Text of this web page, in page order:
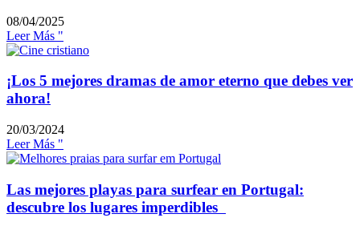
08/04/2025
Leer Más "
¡Los 5 mejores dramas de amor eterno que debes ver
ahora!
20/03/2024
Leer Más "
Las mejores playas para surfear en Portugal:
descubre los lugares imperdibles